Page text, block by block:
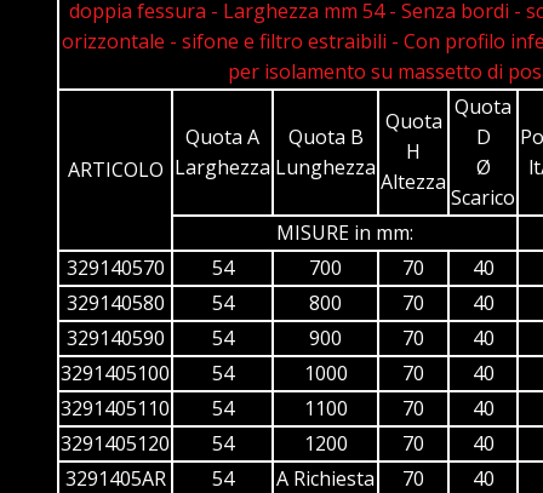
doppia fessura - Larghezza mm 54 - Senza bordi -
orizzontale - sifone e filtro estraibili - Con profilo
per isolamento su massetto di
ARTICOLO
Quota A
Larghezza
Quota B
Lunghezza
Quota
H
Altezza
Quota
D
Ø
Scarico
MISURE in mm:
329140570
54 700 70
40
329140580
54 800 70
40
329140590
54 900 70
40
3291405100
54 1000 70
40
3291405110
54 1100 70
40
3291405120
54 1200 70
40
3291405AR
54 A Richiesta 70
40